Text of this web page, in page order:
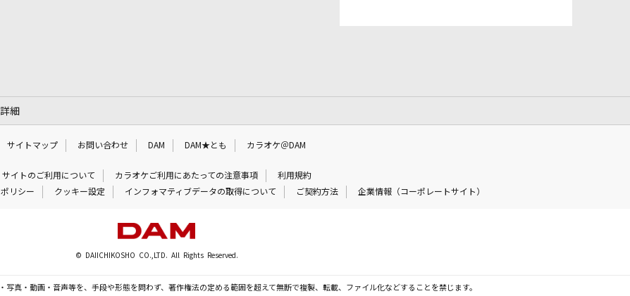
細
サイトマップ お問い合わせ DAM DAM★とも カラオケ＠DAM
サイトのご利用について カラオケご利用にあたっての注意事項
利用規約
リシー クッキー設定 インフォマティブデータの取得について ご契約方法 企業情報（コーポレートサイト）
© DAIICHIKOSHO CO.,LTD. All Rights Reserved.
写真・動画・音声等を、手段や形態を問わず、著作権法の定める範囲を超えて無断で複製、転載、ファイル化などすることを禁じます。